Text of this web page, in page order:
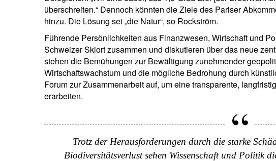
überschreiten.“ Dennoch könnten die Ziele des Pariser
hinzu. Die Lösung sei „die Natur“, so Rockström.
Führende Persönlichkeiten aus Finanzwesen, Wirtschaft und
Schweizer Skiort zusammen und diskutieren über das neue
stehen die Bemühungen zur Bewältigung zunehmender
Wirtschaftswachstum und die mögliche Bedrohung durch
Forum zur Zusammenarbeit auf, um eine transparente,
erarbeiten.
Trotz der Herausforderungen durch die starke
Biodiversitätsverlust sehen Wissenschaft und Politik